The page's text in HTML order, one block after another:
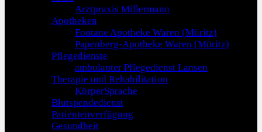
Arztpraxis Millermann
Apotheken
Fontane Apotheke Waren (Müritz)
Papenberg-Apotheke Waren (Müritz)
Pflegedienste
ambulanter Pflegedienst Lansen
Therapie und Rehabilitation
KörperSprache
Blutspendedienst
Patientenverfügung
Gesundheit